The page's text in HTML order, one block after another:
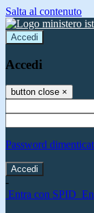
Salta al contenuto
Accedi
Accedi
button close ×
Password
-
Entra con SPID